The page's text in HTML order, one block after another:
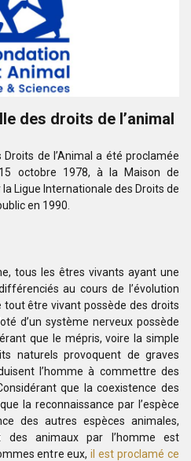
des droits de l’animal
de l’Animal a été proclamée
octobre 1978, à la Maison de
la Ligue Internationale des Droits de
en 1990.
tous les êtres vivants ayant une
au cours de l’évolution
tout être vivant possède des droits
d’un système nerveux possède
que le mépris, voire la simple
naturels provoquent de graves
l’homme à commettre des
que la coexistence des
la reconnaissance par l’espèce
des autres espèces animales,
des animaux par l’homme est
entre eux,il est proclamé ce